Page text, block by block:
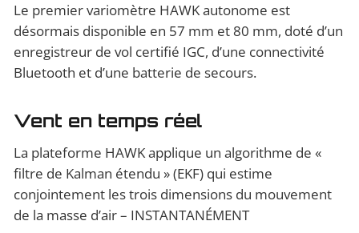
Le premier variomètre HAWK autonome est
désormais disponible en 57 mm et 80 mm, doté d’un
enregistreur de vol certifié IGC, d’une connectivité
Bluetooth et d’une batterie de secours.
Vent en temps réel
La plateforme HAWK applique un algorithme de «
filtre de Kalman étendu » (EKF) qui estime
conjointement les trois dimensions du mouvement
de la masse d’air – INSTANTANÉMENT